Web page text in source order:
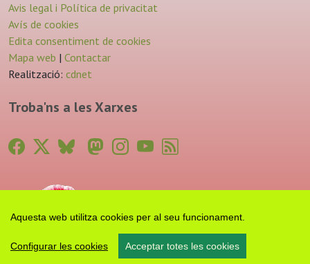
Aquesta web utilitza cookies per al seu funcionament.
Configurar les cookies Acceptar totes les cookies
Avis legal i Política de privacitat
Avís de cookies
Edita consentiment de cookies
Mapa web | Contactar
Realització: cdnet
Troba'ns a les Xarxes